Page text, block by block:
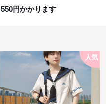
550円かかります
人気